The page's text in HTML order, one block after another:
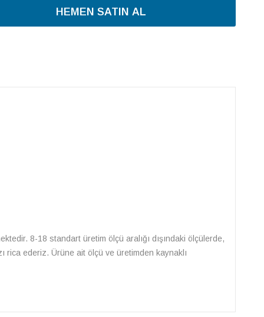
HEMEN SATIN AL
8-18 standart üretim ölçü aralığı dışındaki ölçülerde,
rica ederiz. Ürüne ait ölçü ve üretimden kaynaklı